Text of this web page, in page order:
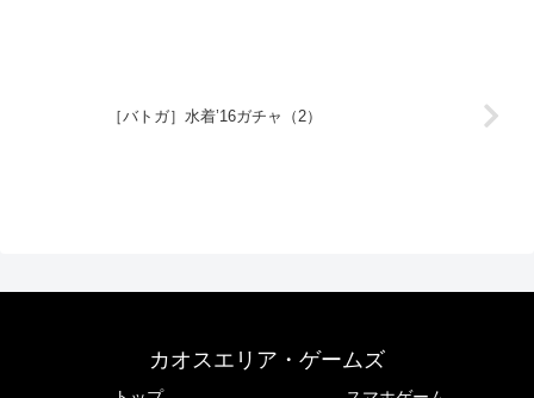
［バトガ］水着’16ガチャ（2）
カオスエリア・ゲームズ